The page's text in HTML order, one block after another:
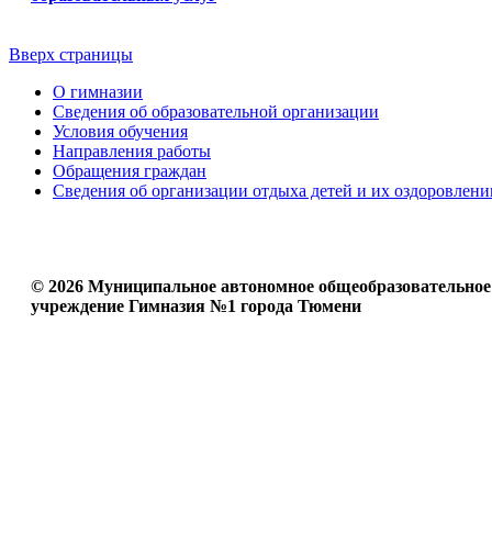
Вверх страницы
О гимназии
Сведения об образовательной организации
Условия обучения
Направления работы
Обращения граждан
Сведения об организации отдыха детей и их
© 2026 Муниципальное автономное общеобразовательное
учреждение Гимназия №1 города Тюмени